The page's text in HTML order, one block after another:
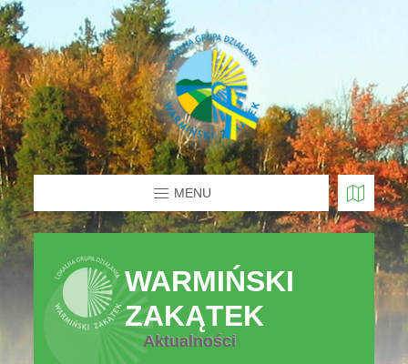
MENU
WARMIŃSKI
ZAKĄTEK
Aktualności